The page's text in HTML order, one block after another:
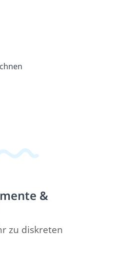
&
zu diskreten